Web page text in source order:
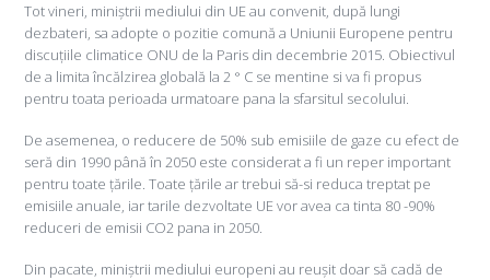
Tot vineri, miniștrii mediului din UE au convenit, după lungi
dezbateri, sa adopte o pozitie comună a Uniunii Europene pentru
discuțiile climatice ONU de la Paris din decembrie 2015. Obiectivul
de a limita încălzirea globală la 2 ° C se mentine si va fi propus
pentru toata perioada urmatoare pana la sfarsitul secolului.
De asemenea, o reducere de 50% sub emisiile de gaze cu efect de
seră din 1990 până în 2050 este considerat a fi un reper important
pentru toate țările. Toate țările ar trebui să-si reduca treptat pe
emisiile anuale, iar tarile dezvoltate UE vor avea ca tinta 80 -90%
reduceri de emisii CO2 pana in 2050.
Din pacate, miniștrii mediului europeni au reușit doar să cadă de